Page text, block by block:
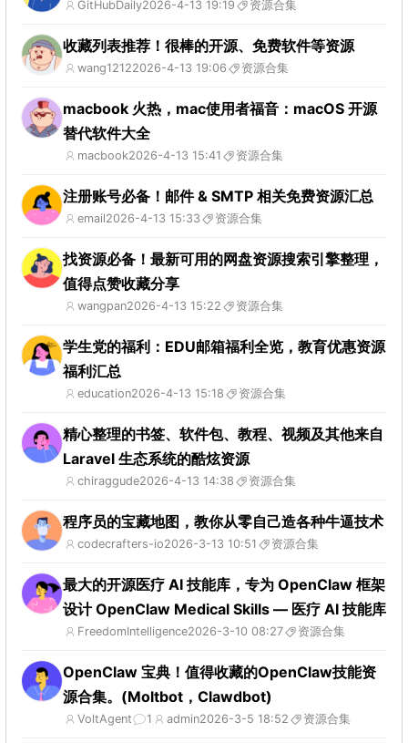
GitHubDaily2026-4-13 19:19 资源合集
收藏列表推荐！很棒的开源、免费软件等资源
wang12122026-4-13 19:06 资源合集
macbook 火热，mac使用者福音：macOS 开源
替代软件大全
macbook2026-4-13 15:41 资源合集
注册账号必备！邮件 & SMTP 相关免费资源汇总
email2026-4-13 15:33 资源合集
找资源必备！最新可用的网盘资源搜索引擎整理，
值得点赞收藏分享
wangpan2026-4-13 15:22 资源合集
学生党的福利：EDU邮箱福利全览，教育优惠资源
福利汇总
education2026-4-13 15:18 资源合集
精心整理的书签、软件包、教程、视频及其他来自
Laravel 生态系统的酷炫资源
chiraggude2026-4-13 14:38 资源合集
程序员的宝藏地图，教你从零自己造各种牛逼技术
codecrafters-io2026-3-13 10:51 资源合集
最大的开源医疗 AI 技能库，专为 OpenClaw 框架
设计 OpenClaw Medical Skills — 医疗 AI 技能库
FreedomIntelligence2026-3-10 08:27 资源合集
OpenClaw 宝典！值得收藏的OpenClaw技能资
源合集。(Moltbot，Clawdbot)
VoltAgent 1 admin2026-3-5 18:52 资源合集